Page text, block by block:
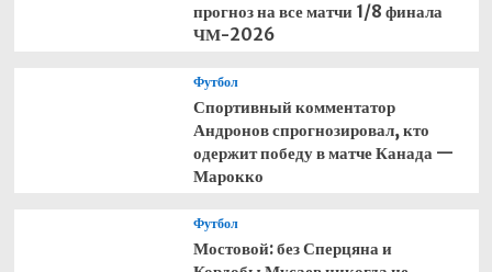
прогноз на все матчи 1/8 финала
ЧМ-2026
Футбол
Спортивный комментатор
Андронов спрогнозировал, кто
одержит победу в матче Канада —
Марокко
Футбол
Мостовой: без Сперцяна и